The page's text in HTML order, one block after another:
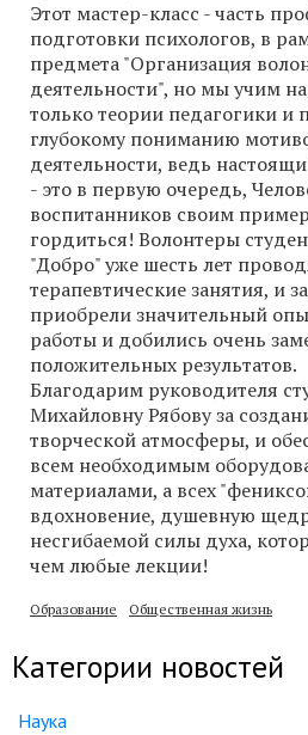
Этот мастер-класс - часть
подготовки психологов, в
предмета "Организация
деятельности", но мы учим
только теории педагогики и
глубокому пониманию
деятельности, ведь
- это в первую очередь,
воспитанников своим
гордиться! Волонтеры
"Добро" уже шесть лет
терапевтические занятия, и
приобрели значительный
работы и добились очень
положительных результатов.
Благодарим руководителя
Михайловну Рябову за
творческой атмосферы, и
всем необходимым
материалами, а всех
вдохновение, душевную
несгибаемой силы духа,
чем любые лекции!
Образование Общественная жизнь
Категории новостей
Наука